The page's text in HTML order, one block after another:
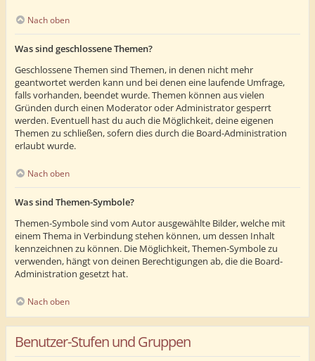
Nach oben
Was sind geschlossene Themen?
Geschlossene Themen sind Themen, in denen nicht mehr
geantwortet werden kann und bei denen eine laufende Umfrage,
falls vorhanden, beendet wurde. Themen können aus vielen
Gründen durch einen Moderator oder Administrator gesperrt
werden. Eventuell hast du auch die Möglichkeit, deine eigenen
Themen zu schließen, sofern dies durch die Board-Administration
erlaubt wurde.
Nach oben
Was sind Themen-Symbole?
Themen-Symbole sind vom Autor ausgewählte Bilder, welche mit
einem Thema in Verbindung stehen können, um dessen Inhalt
kennzeichnen zu können. Die Möglichkeit, Themen-Symbole zu
verwenden, hängt von deinen Berechtigungen ab, die die Board-
Administration gesetzt hat.
Nach oben
Benutzer-Stufen und Gruppen